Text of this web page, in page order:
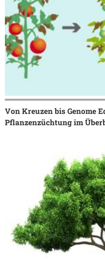
Von Kreuzen bis Genome
Pflanzenzüchtung im